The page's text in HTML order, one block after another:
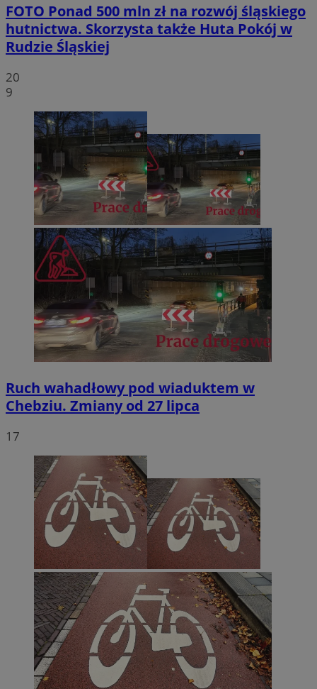
FOTO Ponad 500 mln zł na rozwój śląskiego
hutnictwa. Skorzysta także Huta Pokój w
Rudzie Śląskiej
20
9
Ruch wahadłowy pod wiaduktem w
Chebziu. Zmiany od 27 lipca
17